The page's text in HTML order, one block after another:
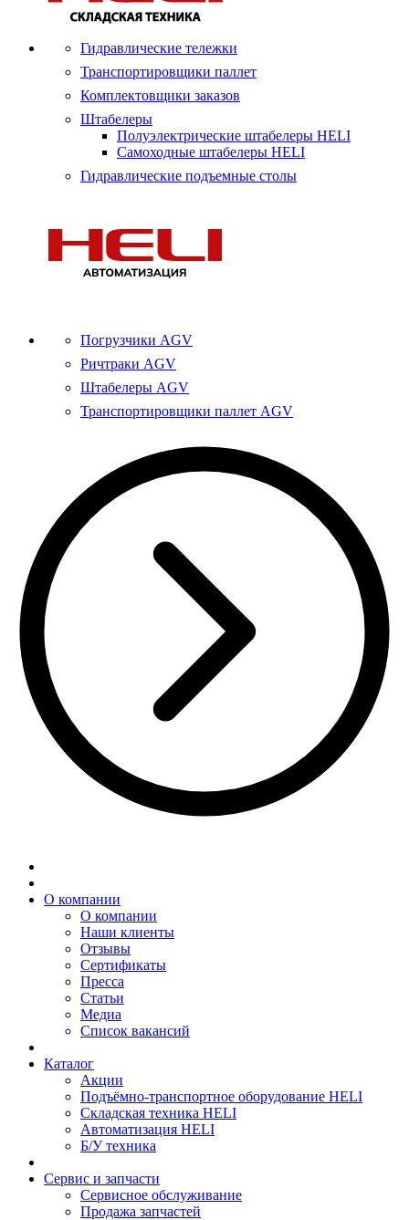
Гидравлические тележки
Транспортировщики паллет
Комплектовщики заказов
Штабелеры
Полуэлектрические штабелеры HELI
Самоходные штабелеры HELI
Гидравлические подъемные столы
Погрузчики AGV
Ричтраки AGV
Штабелеры AGV
Транспортировщики паллет AGV
О компании
О компании
Наши клиенты
Отзывы
Сертификаты
Пресса
Статьи
Медиа
Список вакансий
Каталог
Акции
Подъёмно-транспортное оборудование HELI
Складская техника HELI
Автоматизация HELI
Б/У техника
Сервис и запчасти
Сервисное обслуживание
Продажа запчастей